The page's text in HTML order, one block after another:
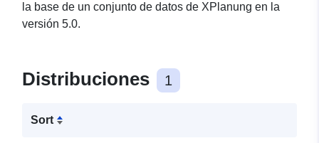
la base de un conjunto de datos de XPlanung en la
versión 5.0.
Distribuciones 1
Sort